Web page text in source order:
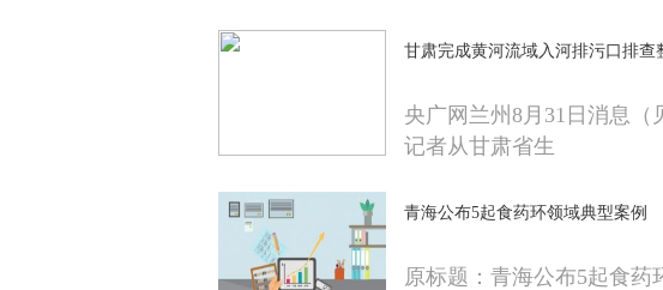
甘肃完成黄河流域入河排污口排查
央广网兰州8月31日消息（
记者从甘肃省生
青海公布5起食药环领域典型案例
原标题：青海公布5起食